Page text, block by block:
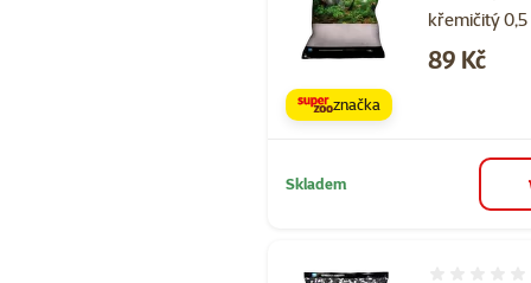
křemičitý
Cena
89 Kč
značka
Skladem